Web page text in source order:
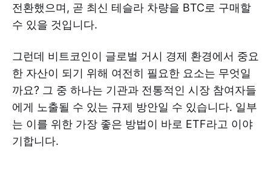
전환했으며, 곧 최신 테슬라 차량을 BTC로 구매할
수 있을 것입니다.
그런데 비트코인이 글로벌 거시 경제 환경에서 중요
한 자산이 되기 위해 여전히 필요한 요소는 무엇일
까요? 그 중 하나는 기관과 전통적인 시장 참여자들
에게 노출될 수 있는 규제 방안일 수 있습니다. 일부
는 이를 위한 가장 좋은 방법이 바로 ETF라고 이야
기합니다.